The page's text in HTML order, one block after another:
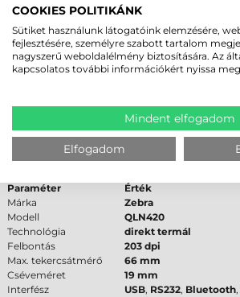
A pontos nyomtatást a rögzített pozíciójú
jeleket. Az eszköz kizárólag direkt termál papír
használható, amelynek vastagsága 0,813 mil és
változhat. A megfelelőtekercses címke
kopásmentes működést és a kiváló
ZEBRA QLN420
MŰSZAKI PARAMÉTEREK
Az alábbi műszaki adatok a QN4-AUCBEM11-00
pontos specifikációit tartalmazzák:
Paraméter
Érték
Márka
Zebra
Modell
QLN420
Technológia
direkt termál
Felbontás
203 dpi
Max. tekercsátmérő
66 mm
Cséveméret
19 mm
Interfész
USB, RS232, Bluetooth,
COOKIES POLITIKÁNK
Sütiket használunk látogatóink elemzésére,
fejlesztésére, személyre szabott tartalom
nagyszerű weboldalélmény biztosítására. Az
kapcsolatos további információkért nyissa
Mindent elfogadom
Elfogadom